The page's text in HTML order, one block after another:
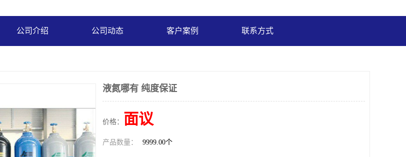
公司介绍 公司动态 客户案例 联系方式
液氮哪有 纯度保证
价格： 面议
产品数量： 9999.00个